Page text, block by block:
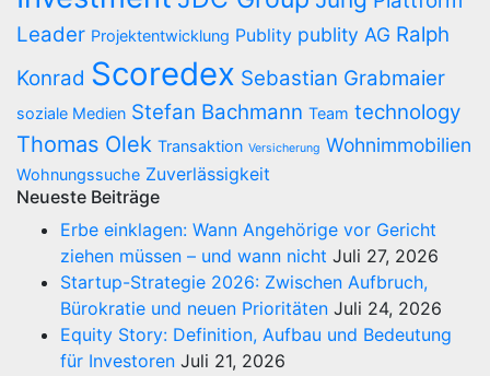
Leader Projektentwicklung Publity publity AG Ralph
Konrad Scoredex Sebastian Grabmaier
soziale Medien Stefan Bachmann Team technology
Thomas Olek Transaktion Versicherung Wohnimmobilien
Wohnungssuche Zuverlässigkeit
Neueste Beiträge
Erbe einklagen: Wann Angehörige vor Gericht
ziehen müssen – und wann nicht Juli 27, 2026
Startup-Strategie 2026: Zwischen Aufbruch,
Bürokratie und neuen Prioritäten Juli 24, 2026
Equity Story: Definition, Aufbau und Bedeutung
für Investoren Juli 21, 2026